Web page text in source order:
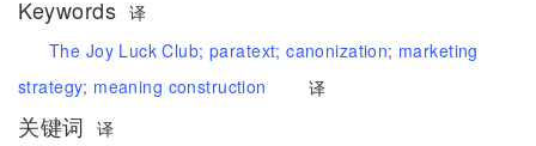
Keywords 译
The Joy Luck Club; paratext;canonization; marketing
strategy; meaning construction 译
关键词
译